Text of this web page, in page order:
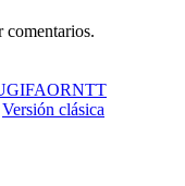
comentarios.
GIFAORNTT
Versión clásica